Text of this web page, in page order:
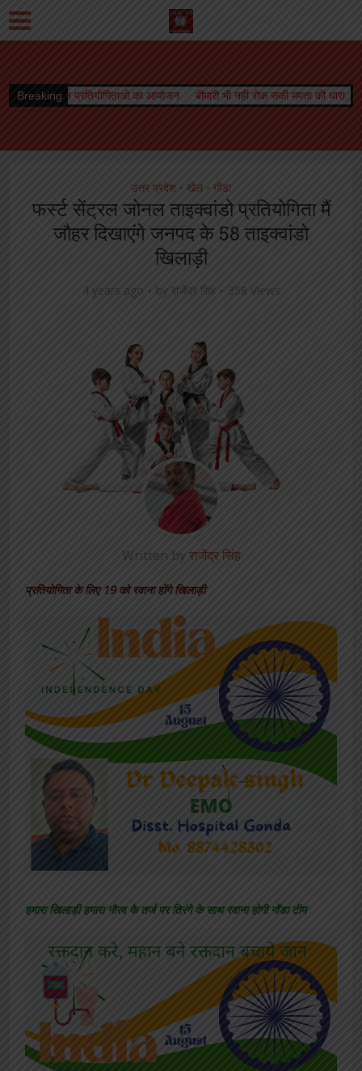
Breaking
प्रतियोगिताओं का आयोजन बीमारी भी नहीं रोक सकी ममता की धारा, जारी रहा स्तनपान
उत्तर प्रदेश • खेल गोंडा
फर्स्ट सेंट्रल जोनल ताइक्वांडो प्रतियोगिता मैं
जौहर दिखाएंगे जनपद के 58 ताइक्वांडो
खिलाड़ी
4 years ago by राजेंद्र सिंह 358 Views
Written byराजेंद्र सिंह
प्रतियोगिता के लिए 19 को रवाना होंगे खिलाड़ी
हमारा खिलाड़ी हमारा गौरव के तर्ज पर तिरंगे के साथ रवाना होगी गोंडा टीम